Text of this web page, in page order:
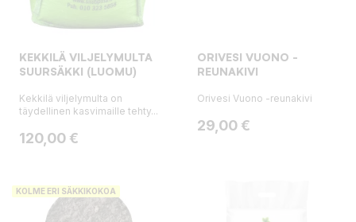
KEKKILÄ VILJELYMULTA
SUURSÄKKI (LUOMU)
Kekkilä viljelymulta on
täydellinen kasvimaille tehty...
Hinta
120,00 €
ORIVESI VUONO -
REUNAKIVI
Orivesi Vuono -reunakivi
Hinta
29,00 €
KOLME ERI SÄKKIKOKOA